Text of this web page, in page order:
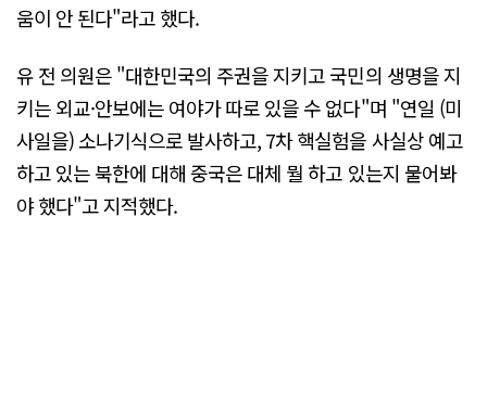
움이 안 된다"라고 했다.
유 전 의원은 "대한민국의 주권을 지키고 국민의 생명을 지
키는 외교·안보에는 여야가 따로 있을 수 없다"며 "연일 (미
사일을) 소나기식으로 발사하고, 7차 핵실험을 사실상 예고
하고 있는 북한에 대해 중국은 대체 뭘 하고 있는지 물어봐
야 했다"고 지적했다.